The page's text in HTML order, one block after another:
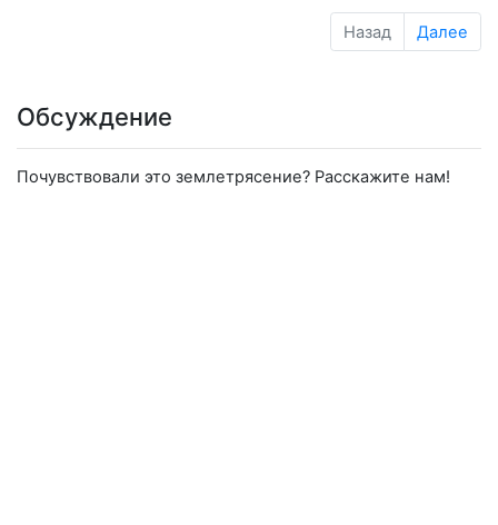
Назад Далее
Обсуждение
Почувствовали это землетрясение? Расскажите нам!